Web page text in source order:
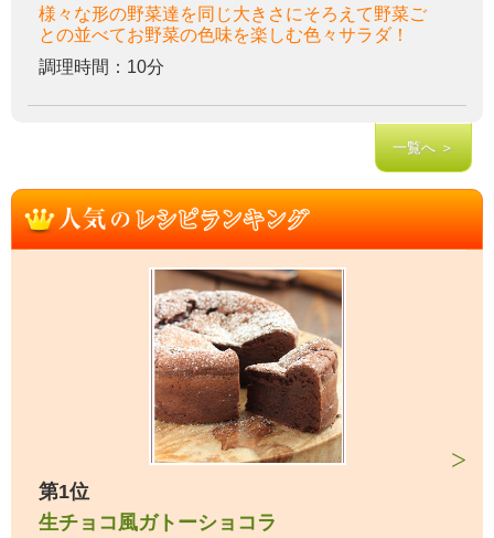
様々な形の野菜達を同じ大きさにそろえて野菜ご
との並べてお野菜の色味を楽しむ色々サラダ！
調理時間：10分
一覧へ ＞
第1位
生チョコ風ガトーショコラ